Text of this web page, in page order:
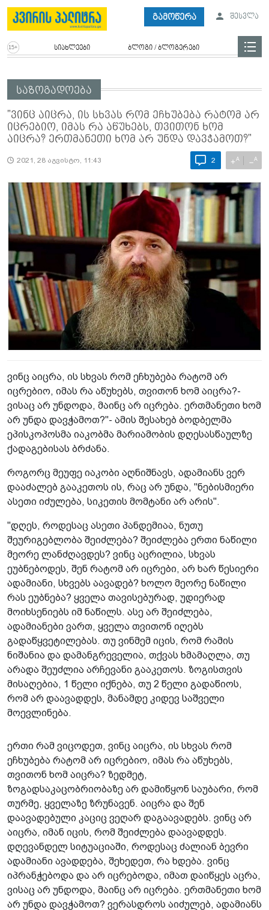
გამოწერა შესვლა
სიახლეები ბლოგი / ბლოგერები
საზოგადოება
"ვინც აიცრა, ის სხვას რომ ეჩხუბება რატომ არ
იცრებიო, იმას რა აწუხებს, თვითონ ხომ
აიცრა? ერთმანეთი ხომ არ უნდა დავჭამოთ?"
2021, 28 აგვისტო, 11:43 2 +A −A
ვინც აიცრა, ის სხვას რომ ეჩხუბება რატომ არ
იცრებიო, იმას რა აწუხებს, თვითონ ხომ აიცრა?-
ვისაც არ უნდოდა, მაინც არ იცრება. ერთმანეთი ხომ
არ უნდა დავჭამოთ?"- ამის შესახებ ბოდბელმა
ეპისკოპოსმა იაკობმა მარიამობის დღესასწაულზე
ქადაგებისას ბრძანა.
როგორც მეუფე იაკობი აღნიშნავს, ადამიანს ვერ
დააძალებ გააკეთოს ის, რაც არ უნდა, "ნებისმიერი
ასეთი იძულება, სიკეთის მომტანი არ არის".
"დღეს, როდესაც ასეთი პანდემიაა, ნუთუ
შეურიგებლობა შეიძლება? შეიძლება ერთი ნაწილი
მეორე ლანძღავდეს? ვინც აცრილია, სხვას
ეუბნებოდეს, შენ რატომ არ იცრები, არ ხარ წესიერი
ადამიანი, სხვებს აავადებ? ხოლო მეორე ნაწილი
რას ეუბნება? ყველა თავისებურად, უდიერად
მოიხსენიებს იმ ნაწილს. ასე არ შეიძლება,
ადამიანები ვართ, ყველა თვითონ იღებს
გადაწყვეტილებას. თუ ვინმემ იცის, რომ რამის
ნიშანია და დამანგრეველია, თქვას ხმამაღლა, თუ
არადა შეუძლია არჩევანი გააკეთოს. ზოგისთვის
მისაღებია, 1 წელი იქნება, თუ 2 წელი გადაწიოს,
რომ არ დაავადდეს, მანამდე კიდევ საშველი
მოევლინება.
ერთი რამ ვიცოდეთ, ვინც აიცრა, ის სხვას რომ
ეჩხუბება რატომ არ იცრებიო, იმას რა აწუხებს,
თვითონ ხომ აიცრა? ზედმეტ,
ზოგადსაკაცობრიობაზე არ დამიწყონ საუბარი, რომ
თურმე, ყველაზე ზრუნავენ. აიცრა და შენ
დაავადებული კაციც ვეღარ დაგაავადებს. ვინც არ
აიცრა, იმან იცის, რომ შეიძლება დაავადდეს.
დღევანდელ სიტუაციაში, როდესაც ძალიან ბევრი
ადამიანი ავადდება, შეხედეთ, რა ხდება. ვინც
იპრანჭებოდა და არ იცრებოდა, იმათ დაიწყეს აცრა,
ვისაც არ უნდოდა, მაინც არ იცრება. ერთმანეთი ხომ
არ უნდა დავჭამოთ? ვერასდროს აიძულებ, ადამიანს